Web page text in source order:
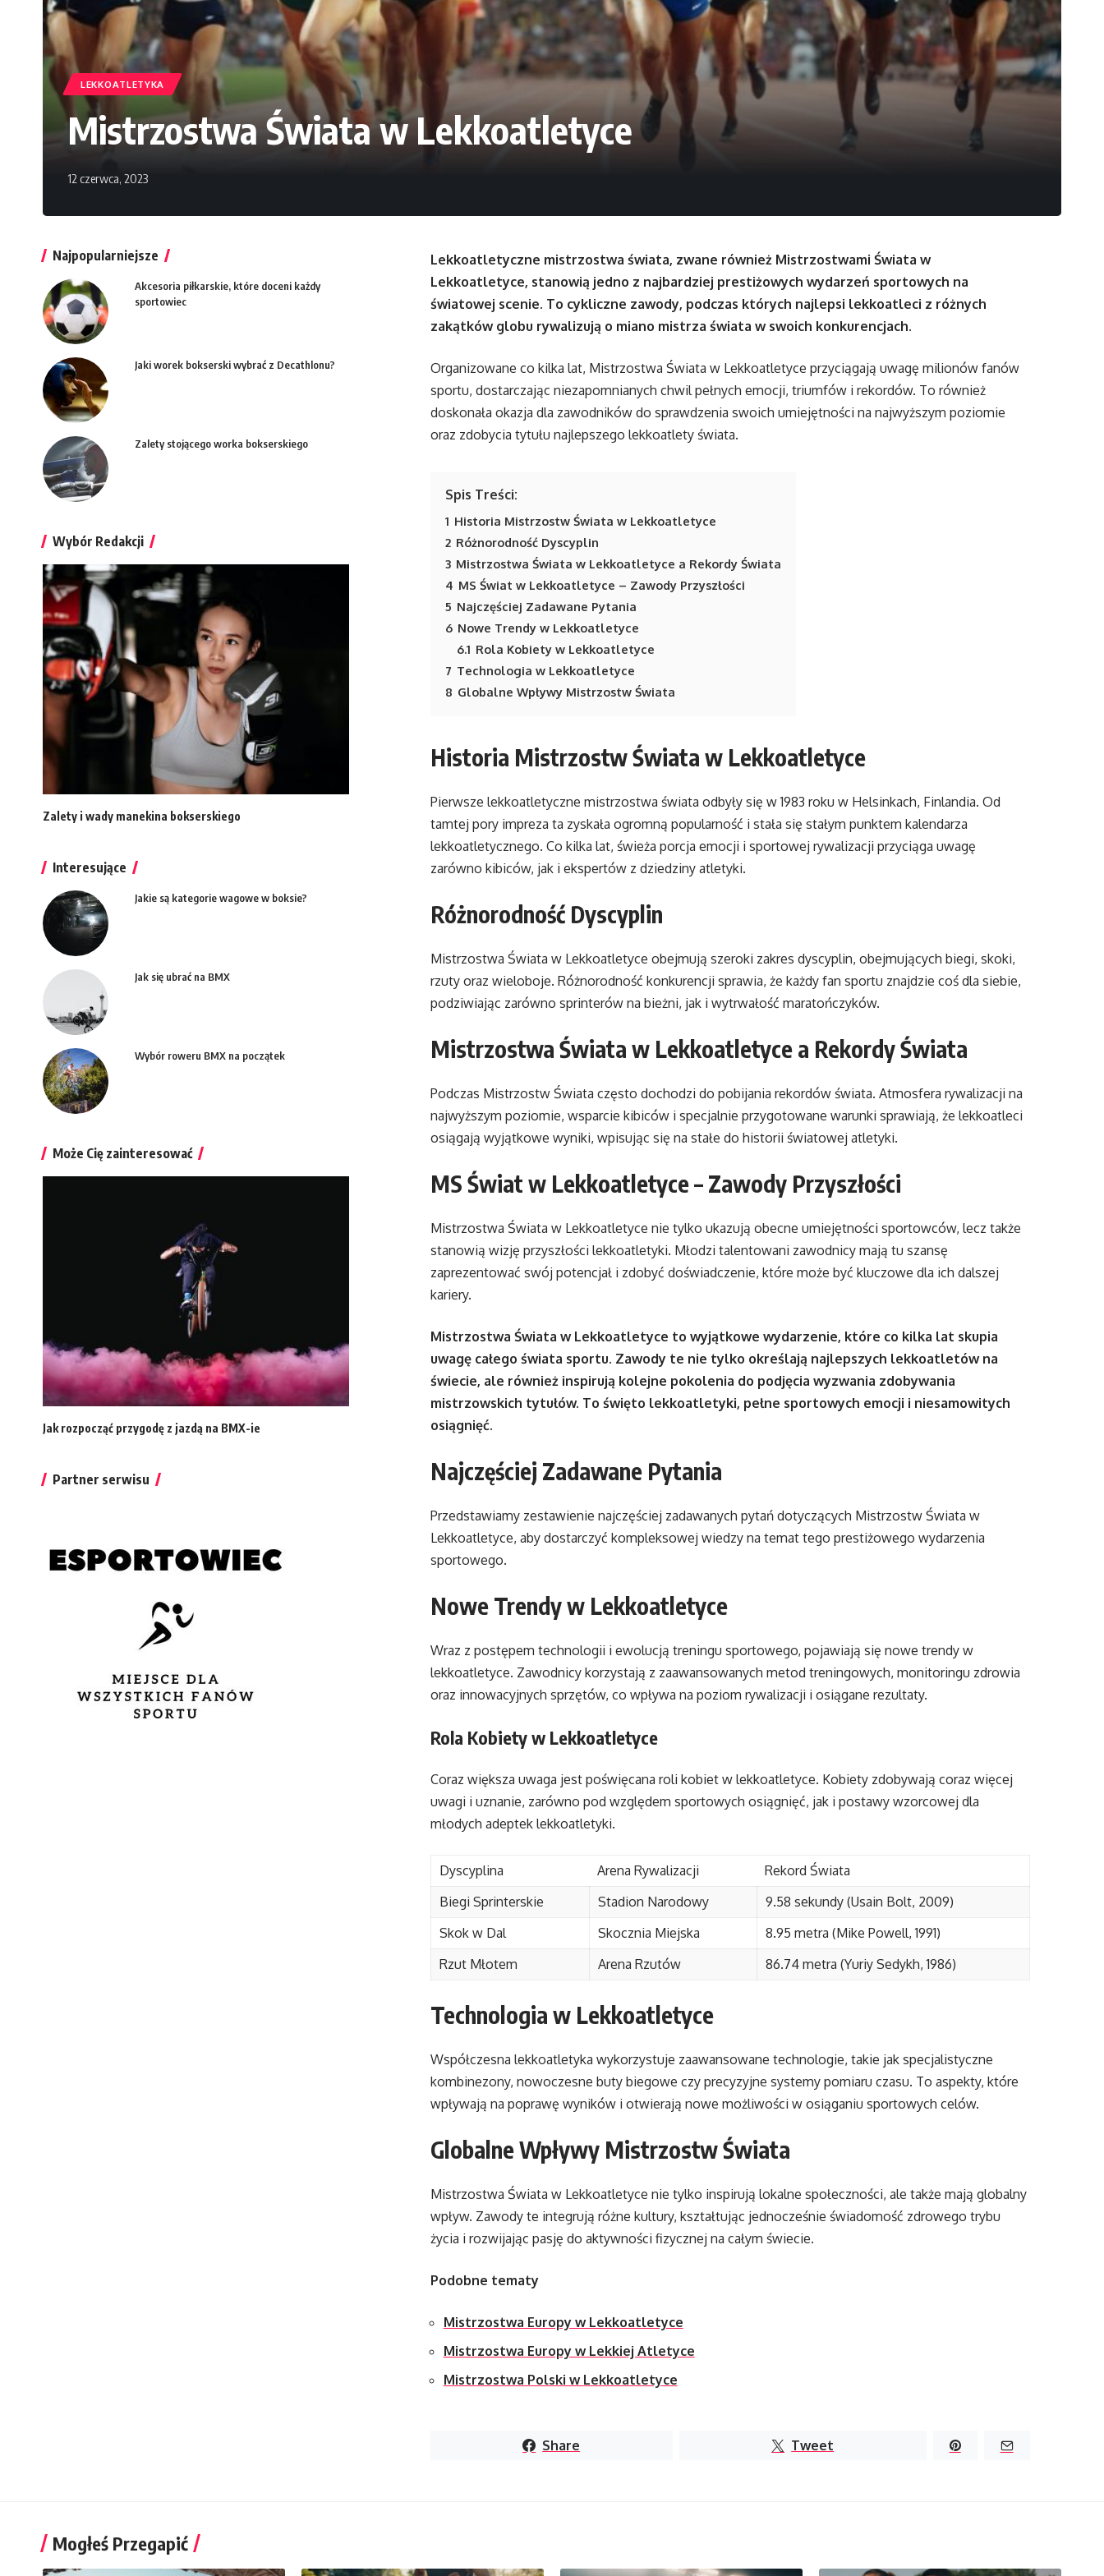
LEKKOATLETYKA
Mistrzostwa Świata w Lekkoatletyce
12 czerwca, 2023
Lekkoatletyczne mistrzostwa świata, zwane również Mistrzostwami Świata w
Lekkoatletyce, stanowią jedno z najbardziej prestiżowych wydarzeń sportowych na
światowej scenie. To cykliczne zawody, podczas których najlepsi lekkoatleci z różnych
zakątków globu rywalizują o miano mistrza świata w swoich konkurencjach.
Organizowane co kilka lat, Mistrzostwa Świata w Lekkoatletyce przyciągają uwagę milionów fanów
sportu, dostarczając niezapomnianych chwil pełnych emocji, triumfów i rekordów. To również
doskonała okazja dla zawodników do sprawdzenia swoich umiejętności na najwyższym poziomie
oraz zdobycia tytułu najlepszego lekkoatlety świata.
Spis Treści:
1 Historia Mistrzostw Świata w Lekkoatletyce
2 Różnorodność Dyscyplin
3 Mistrzostwa Świata w Lekkoatletyce a Rekordy Świata
4 MS Świat w Lekkoatletyce – Zawody Przyszłości
5 Najczęściej Zadawane Pytania
6 Nowe Trendy w Lekkoatletyce
6.1 Rola Kobiety w Lekkoatletyce
7 Technologia w Lekkoatletyce
8 Globalne Wpływy Mistrzostw Świata
Historia Mistrzostw Świata w Lekkoatletyce
Pierwsze lekkoatletyczne mistrzostwa świata odbyły się w 1983 roku w Helsinkach, Finlandia. Od
tamtej pory impreza ta zyskała ogromną popularność i stała się stałym punktem kalendarza
lekkoatletycznego. Co kilka lat, świeża porcja emocji i sportowej rywalizacji przyciąga uwagę
zarówno kibiców, jak i ekspertów z dziedziny atletyki.
Różnorodność Dyscyplin
Mistrzostwa Świata w Lekkoatletyce obejmują szeroki zakres dyscyplin, obejmujących biegi, skoki,
rzuty oraz wieloboje. Różnorodność konkurencji sprawia, że każdy fan sportu znajdzie coś dla siebie,
podziwiając zarówno sprinterów na bieżni, jak i wytrwałość maratończyków.
Mistrzostwa Świata w Lekkoatletyce a Rekordy Świata
Podczas Mistrzostw Świata często dochodzi do pobijania rekordów świata. Atmosfera rywalizacji na
najwyższym poziomie, wsparcie kibiców i specjalnie przygotowane warunki sprawiają, że lekkoatleci
osiągają wyjątkowe wyniki, wpisując się na stałe do historii światowej atletyki.
MS Świat w Lekkoatletyce – Zawody Przyszłości
Mistrzostwa Świata w Lekkoatletyce nie tylko ukazują obecne umiejętności sportowców, lecz także
stanowią wizję przyszłości lekkoatletyki. Młodzi talentowani zawodnicy mają tu szansę
zaprezentować swój potencjał i zdobyć doświadczenie, które może być kluczowe dla ich dalszej
kariery.
Mistrzostwa Świata w Lekkoatletyce to wyjątkowe wydarzenie, które co kilka lat skupia
uwagę całego świata sportu. Zawody te nie tylko określają najlepszych lekkoatletów na
świecie, ale również inspirują kolejne pokolenia do podjęcia wyzwania zdobywania
mistrzowskich tytułów. To święto lekkoatletyki, pełne sportowych emocji i niesamowitych
osiągnięć.
Najczęściej Zadawane Pytania
Przedstawiamy zestawienie najczęściej zadawanych pytań dotyczących Mistrzostw Świata w
Lekkoatletyce, aby dostarczyć kompleksowej wiedzy na temat tego prestiżowego wydarzenia
sportowego.
Nowe Trendy w Lekkoatletyce
Wraz z postępem technologii i ewolucją treningu sportowego, pojawiają się nowe trendy w
lekkoatletyce. Zawodnicy korzystają z zaawansowanych metod treningowych, monitoringu zdrowia
oraz innowacyjnych sprzętów, co wpływa na poziom rywalizacji i osiągane rezultaty.
Rola Kobiety w Lekkoatletyce
Coraz większa uwaga jest poświęcana roli kobiet w lekkoatletyce. Kobiety zdobywają coraz więcej
uwagi i uznanie, zarówno pod względem sportowych osiągnięć, jak i postawy wzorcowej dla
młodych adeptek lekkoatletyki.
Dyscyplina Arena Rywalizacji
Rekord Świata
Biegi Sprinterskie
Stadion Narodowy
9.58 sekundy (Usain Bolt, 2009)
Skok w Dal
Skocznia Miejska
8.95 metra (Mike Powell, 1991)
Rzut Młotem
Arena Rzutów 86.74 metra (Yuriy Sedykh, 1986)
Technologia w Lekkoatletyce
Współczesna lekkoatletyka wykorzystuje zaawansowane technologie, takie jak specjalistyczne
kombinezony, nowoczesne buty biegowe czy precyzyjne systemy pomiaru czasu. To aspekty, które
wpływają na poprawę wyników i otwierają nowe możliwości w osiąganiu sportowych celów.
Globalne Wpływy Mistrzostw Świata
Mistrzostwa Świata w Lekkoatletyce nie tylko inspirują lokalne społeczności, ale także mają globalny
wpływ. Zawody te integrują różne kultury, kształtując jednocześnie świadomość zdrowego trybu
życia i rozwijając pasję do aktywności fizycznej na całym świecie.
Podobne tematy
Mistrzostwa Europy w Lekkoatletyce
Mistrzostwa Europy w Lekkiej Atletyce
Mistrzostwa Polski w Lekkoatletyce
Share Tweet
Najpopularniejsze
Akcesoria piłkarskie, które doceni każdy
sportowiec
Jaki worek bokserski wybrać z Decathlonu?
Zalety stojącego worka bokserskiego
Wybór Redakcji
Zalety i wady manekina bokserskiego
Interesujące
Jakie są kategorie wagowe w boksie?
Jak się ubrać na BMX
Wybór roweru BMX na początek
Może Cię zainteresować
Jak rozpocząć przygodę z jazdą na BMX-ie
Partner serwisu
Mogłeś Przegapić